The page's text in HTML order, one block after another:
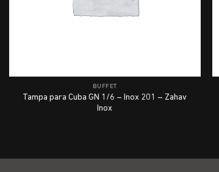
BUFFET
Tampa para Cuba GN 1/6 – Inox 201 – Zahav
Inox